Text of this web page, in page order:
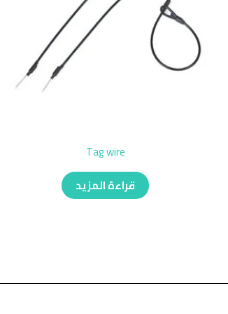
Tag wire
قراءة المزيد